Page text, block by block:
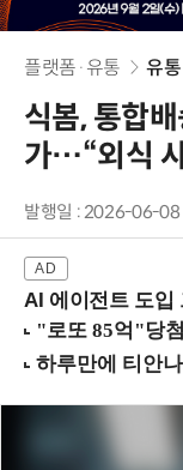
플랫폼·유통 유
식봄, 통합
가…“외식
발행일 : 2026-06-
AI 에이전트 도입